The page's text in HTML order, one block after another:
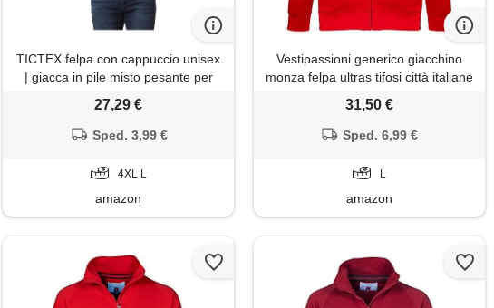
TICTEX felpa con cappuccio unisex
| giacca in pile misto pesante per
cappuccio e cerniera | giacca estiva
leggera | rosso, l
27,29 €
Sped. 3,99 €
4XL L
amazon
Vestipassioni generico giacchino
monza felpa ultras tifosi città italiane
31,50 €
Sped. 6,99 €
L
amazon